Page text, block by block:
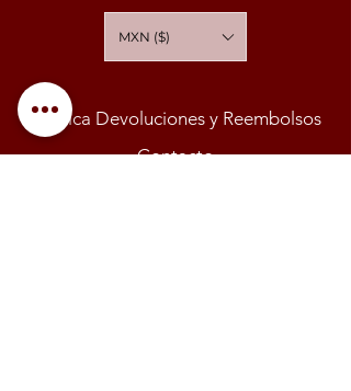
MXN ($)
Política Devoluciones y Reembolsos
Contacto